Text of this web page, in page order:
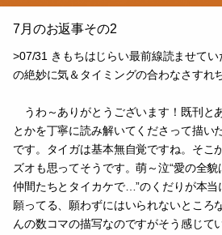
7月のお返事その2
>07/31 きもちはじらい最前線読ませて
の絶妙に気＆タイミングの合わなさすれ
うわ～ありがとうございます！既刊と
とかを丁寧に読み解いてくださって描い
です。タイガは基本無自覚ですね。そこ
ズオも思ってそうです。萌～泣“愛の全
仲間たちとタイカケで…”のくだりが本
願ってる、願わずにはいられないところ
んの数コマの描写なのですがそう感じて